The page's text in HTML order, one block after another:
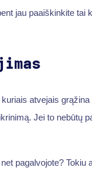
jau paaiškinkite tai
atvejais grąžina
Jei to nebūtų
pagalvojote? Tokiu